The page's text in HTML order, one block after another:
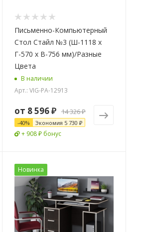
Письменно-Компьютерный
Стол Стайл №3 (Ш-1118 x
Г-570 x В-756 мм)/Разные
Цвета
В наличии
Арт.: VIG-PA-12913
от 8 596 ₽ 14 326 ₽
-40% Экономия 5 730 ₽
+ 908 ₽ бонус
Новинка